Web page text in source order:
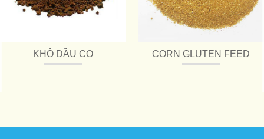
KHÔ DẦU CỌ CORN GLUTEN FEED